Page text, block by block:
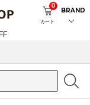
カート
0
BRAND